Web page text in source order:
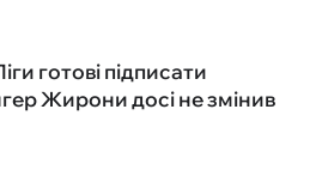
готові підписати
Жирони досі не змінив